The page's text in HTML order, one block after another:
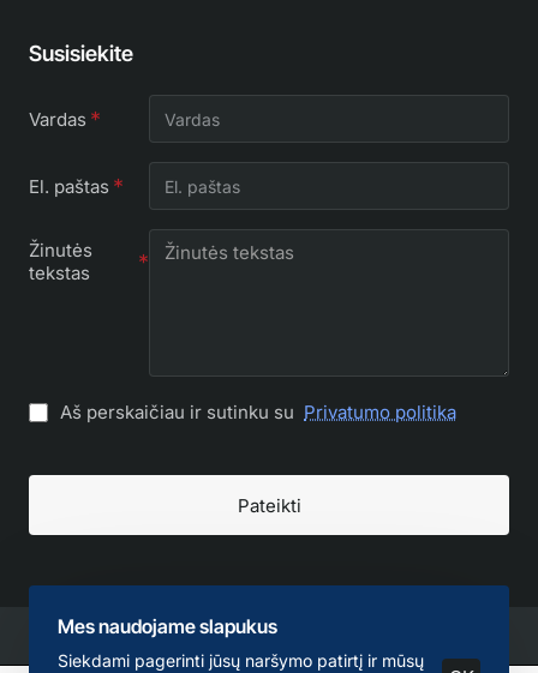
Mes naudojame slapukus
Siekdami pagerinti jūsų naršymo patirtį ir mūsų
Susisiekite
Vardas
El. paštas
Žinutės
tekstas
Aš perskaičiau ir sutinku su Privatumo politika
Pateikti